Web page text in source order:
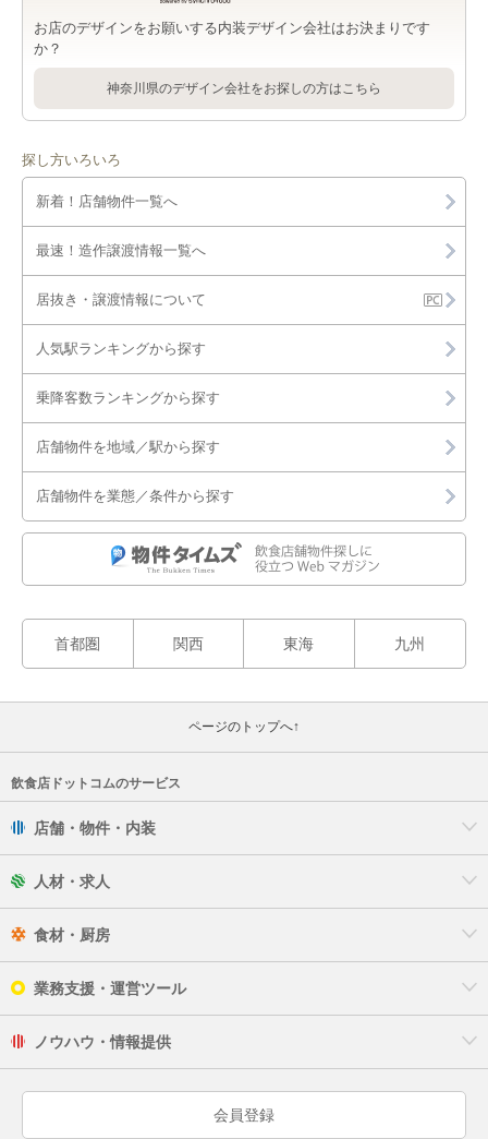
お店のデザインをお願いする内装デザイン会社はお決まりです
か？
神奈川県のデザイン会社をお探しの方はこちら
探し方いろいろ
新着！店舗物件一覧へ
最速！造作譲渡情報一覧へ
居抜き・譲渡情報について
人気駅ランキングから探す
乗降客数ランキングから探す
店舗物件を地域／駅から探す
店舗物件を業態／条件から探す
首都圏 関西 東海 九州
ページのトップへ↑
飲食店ドットコムのサービス
店舗・物件・内装
人材・求人
食材・厨房
業務支援・運営ツール
ノウハウ・情報提供
会員登録